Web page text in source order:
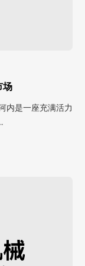
场
内是一座充满活力